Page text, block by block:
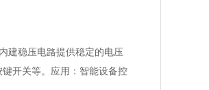
建稳压电路提供稳定的电压
开关等。应用：智能设备控